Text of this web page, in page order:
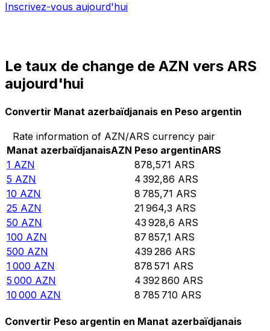
Inscrivez-vous aujourd'hui
Le taux de change de AZN vers ARS
aujourd'hui
Convertir Manat azerbaïdjanais en Peso argentin
Rate information of AZN/ARS currency pair
Manat azerbaïdjanaisAZN Peso argentinARS
1 AZN 878,571 ARS
5 AZN 4 392,86 ARS
10 AZN 8 785,71 ARS
25 AZN 21 964,3 ARS
50 AZN 43 928,6 ARS
100 AZN 87 857,1 ARS
500 AZN 439 286 ARS
1 000 AZN 878 571 ARS
5 000 AZN 4 392 860 ARS
10 000 AZN 8 785 710 ARS
Convertir Peso argentin en Manat azerbaïdjanais